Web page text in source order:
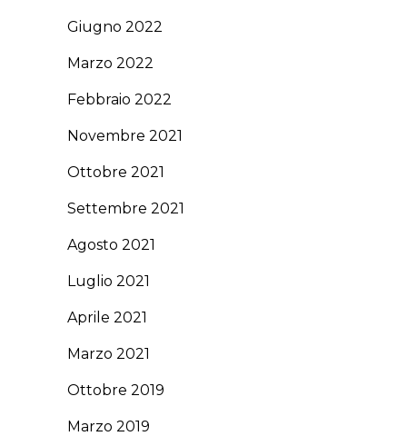
Giugno 2022
Marzo 2022
Febbraio 2022
Novembre 2021
Ottobre 2021
Settembre 2021
Agosto 2021
Luglio 2021
Aprile 2021
Marzo 2021
Ottobre 2019
Marzo 2019